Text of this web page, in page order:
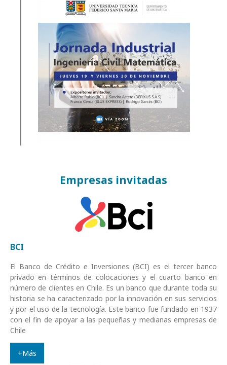
Empresas invitadas
BCI
El Banco de Crédito e Inversiones (BCI) es el tercer banco
privado en términos de colocaciones y el cuarto banco en
número de clientes en Chile. Es un banco que durante toda su
historia se ha caracterizado por la innovación en sus servicios
y por el uso de la tecnología. Este banco fue fundado en 1937
con el fin de apoyar a las pequeñas y medianas empresas de
Chile
+Más